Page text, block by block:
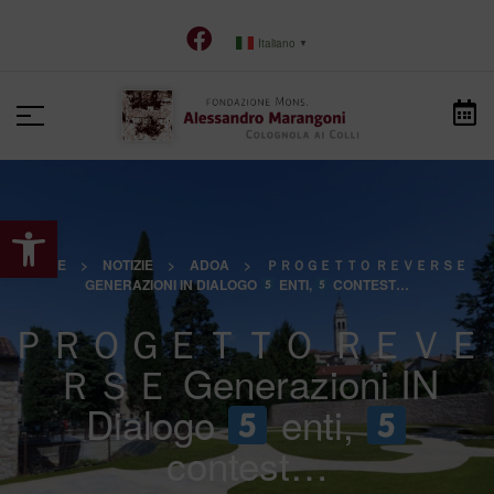
Apri la barra degli strumenti
Italiano ▼
HOME > NOTIZIE > ADOA >
ＰＲＯＧＥＴＴＯ ＲＥＶＥＲＳＥ
GENERAZIONI IN DIALOGO
ENTI, CONTEST…
ＰＲＯＧＥＴＴＯ ＲＥＶＥ
ＲＳＥ Generazioni IN
Dialogo enti,
contest…